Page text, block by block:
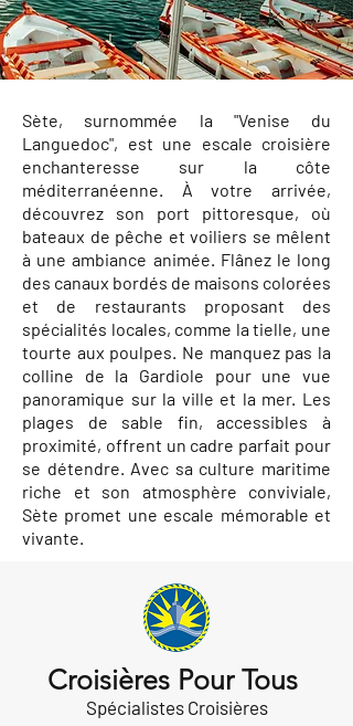
Sète, surnommée la "Venise du
Languedoc", est une escale croisière
enchanteresse sur la côte
méditerranéenne. À votre arrivée,
découvrez son port pittoresque, où
bateaux de pêche et voiliers se mêlent
à une ambiance animée. Flânez le long
des canaux bordés de maisons colorées
et de restaurants proposant des
spécialités locales, comme la tielle, une
tourte aux poulpes. Ne manquez pas la
colline de la Gardiole pour une vue
panoramique sur la ville et la mer. Les
plages de sable fin, accessibles à
proximité, offrent un cadre parfait pour
se détendre. Avec sa culture maritime
riche et son atmosphère conviviale,
Sète promet une escale mémorable et
vivante.
Croisières Pour Tous
Spécialistes Croisières